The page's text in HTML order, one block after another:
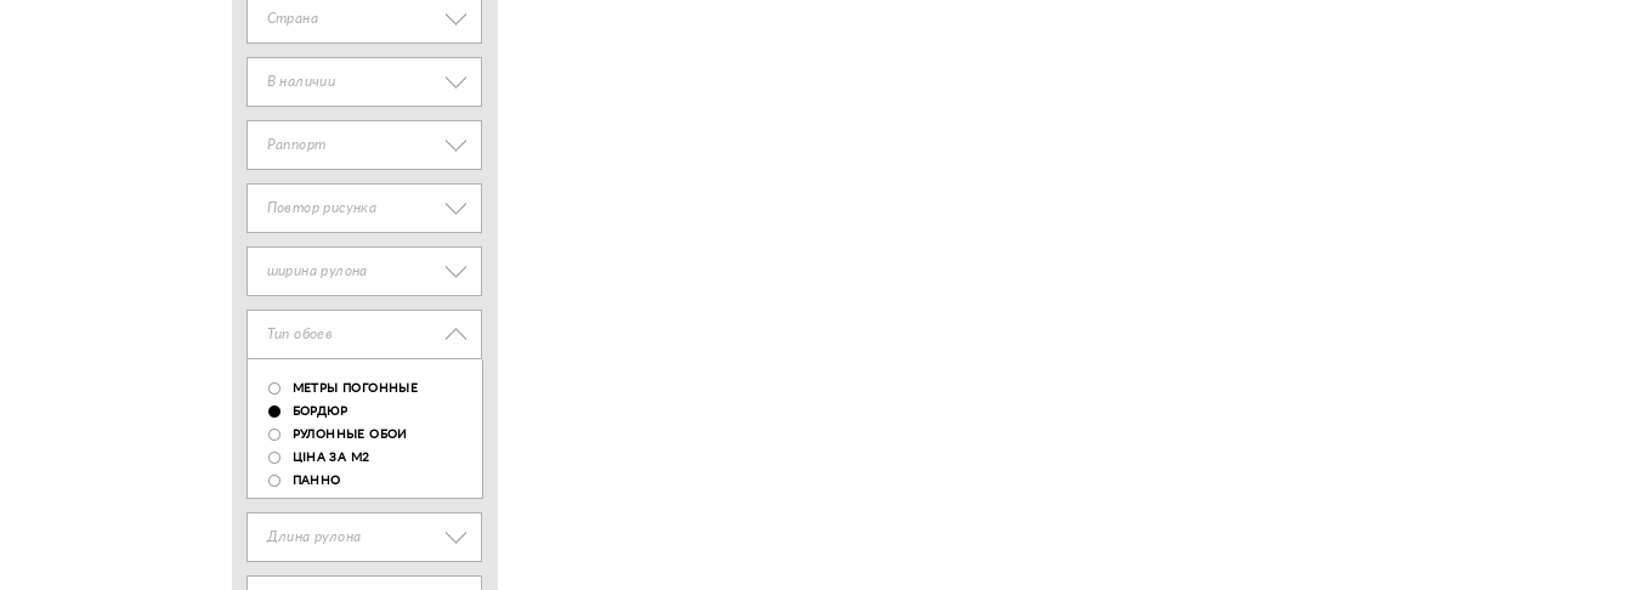
Страна
В наличии
Раппорт
Повтор рисунка
ширина рулона
Тип обоев
МЕТРЫ ПОГОННЫЕ
БОРДЮР
РУЛОННЫЕ ОБОИ
ЦІНА ЗА М2
ПАННО
Длина рулона